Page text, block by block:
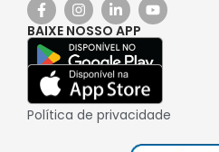
BAIXE NOSSO APP
Política de privacidade